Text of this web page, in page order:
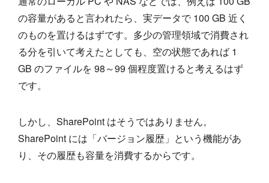
の容量があると言われたら、実データで 100 GB 近く
のものを置けるはずです。多少の管理領域で消費され
る分を引いて考えたとしても、空の状態であれば 1
GB のファイルを 98～99 個程度置けると考えるはず
です。
しかし、SharePoint はそうではありません。
SharePoint には「バージョン履歴」という機能があ
り、その履歴も容量を消費するからです。